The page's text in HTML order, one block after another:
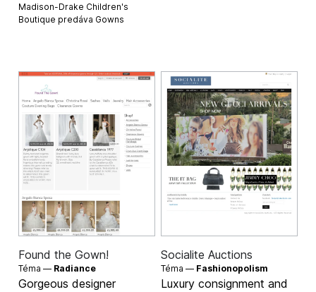
Madison-Drake Children's
Boutique predáva Gowns
Found the Gown!
Téma — Radiance
Gorgeous designer
Socialite Auctions
Téma — Fashionopolism
Luxury consignment and